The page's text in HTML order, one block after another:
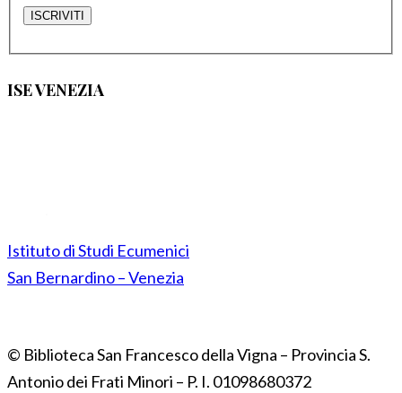
ISE VENEZIA
Istituto di Studi Ecumenici
San Bernardino – Venezia
© Biblioteca San Francesco della Vigna – Provincia S.
Antonio dei Frati Minori – P. I. 01098680372